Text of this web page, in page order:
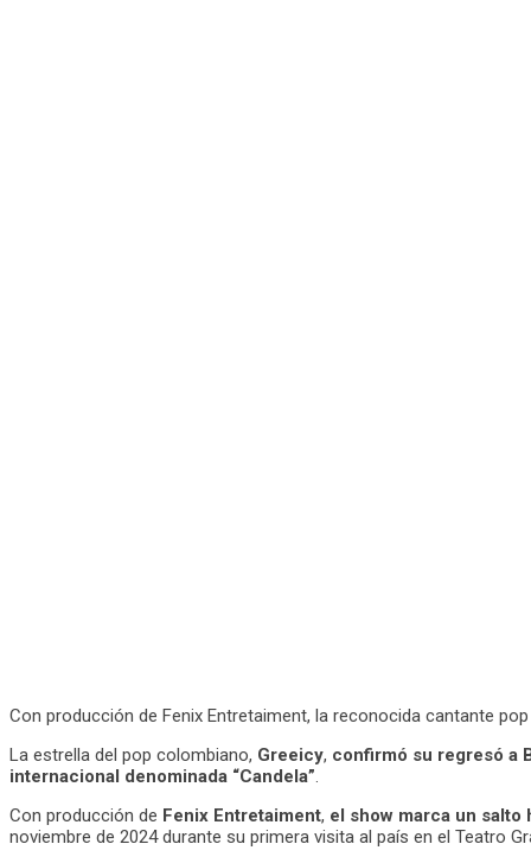
Con producción de Fenix Entretaiment, la reconocida cantante
La estrella del pop colombiano, Greeicy, confirmó su regresó a
internacional denominada “Candela”
Con producción de Fenix Entretaiment, el show marca un
noviembre de 2024 durante su primera visita al país en el Teatro